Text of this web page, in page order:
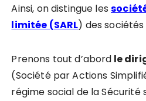
Ainsi, on distingue les
limitée (SARL) des sociétés
Prenons tout d’abord le
(Société par Actions
régime social de la Sécurité